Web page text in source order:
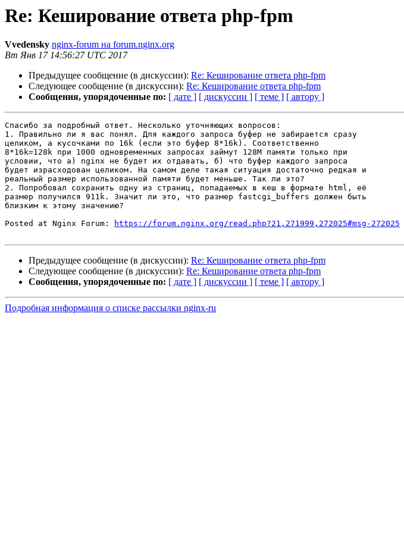
Re: Кеширование ответа php-fpm
Vvedensky nginx-forum на forum.nginx.org
Вт Янв 17 14:56:27 UTC 2017
Предыдущее сообщение (в дискуссии): Re: Кеширование ответа php-fpm
Следующее сообщение (в дискуссии): Re: Кеширование ответа php-fpm
Сообщения, упорядоченные по: [ дате ] [ дискуссии ] [ теме ] [ автору ]
Спасибо за подробный ответ. Несколько уточняющих вопросов:
1. Правильно ли я вас понял. Для каждого запроса буфер не забирается сразу
целиком, а кусочками по 16k (если это буфер 8*16k). Соответственно
8*16k=128k при 1000 одновременных запросах займут 128М памяти только при
условии, что а) nginx не будет их отдавать, б) что буфер каждого запроса
будет израсходован целиком. На самом деле такая ситуация достаточно редкая и
реальный размер использованной памяти будет меньше. Так ли это?
2. Попробовал сохранить одну из страниц, попадаемых в кеш в формате html, её
размер получился 911k. Значит ли это, что размер fastcgi_buffers должен быть
близким к этому значению?
Posted at Nginx Forum:
https://forum.nginx.org/read.php?21,271999,272025#msg-272025
Предыдущее сообщение (в дискуссии): Re: Кеширование ответа php-fpm
Следующее сообщение (в дискуссии): Re: Кеширование ответа php-fpm
Сообщения, упорядоченные по: [ дате ] [ дискуссии ] [ теме ] [ автору ]
Подробная информация о списке рассылки nginx-ru